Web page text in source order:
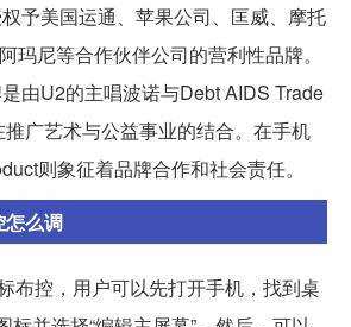
予美国运通、苹果公司、匡威、摩托
玛尼等合作伙伴公司的营利性品牌。
由U2的主唱波诺与Debt AIDS Trade
广艺术与公益事业的结合。在手机
则象征着品牌合作和社会责任。
怎么调
布控，用户可以先打开手机，找到桌